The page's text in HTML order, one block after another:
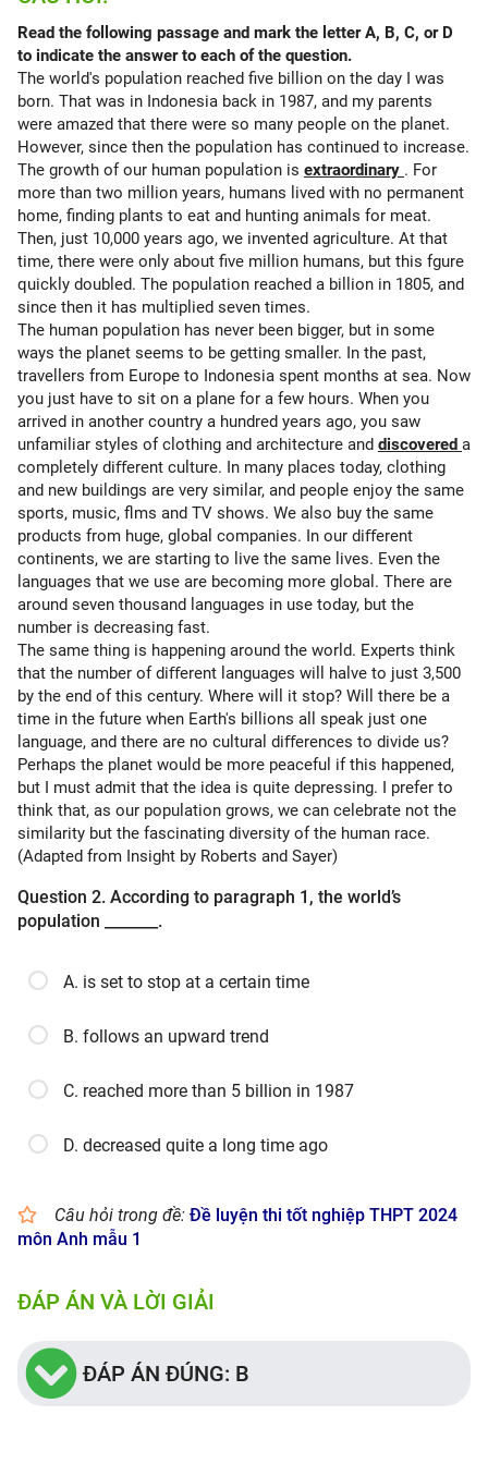
Read the following passage and mark the letter A, B, C, or D
to indicate the answer to each of the question.
The world's population reached five billion on the day I was
born. That was in Indonesia back in 1987, and my parents
were amazed that there were so many people on the planet.
However, since then the population has continued to increase.
The growth of our human population is extraordinary . For
more than two million years, humans lived with no permanent
home, finding plants to eat and hunting animals for meat.
Then, just 10,000 years ago, we invented agriculture. At that
time, there were only about five million humans, but this fgure
quickly doubled. The population reached a billion in 1805, and
since then it has multiplied seven times.
The human population has never been bigger, but in some
ways the planet seems to be getting smaller. In the past,
travellers from Europe to Indonesia spent months at sea. Now
you just have to sit on a plane for a few hours. When you
arrived in another country a hundred years ago, you saw
unfamiliar styles of clothing and architecture and discovered a
completely diﬀerent culture. In many places today, clothing
and new buildings are very similar, and people enjoy the same
sports, music, flms and TV shows. We also buy the same
products from huge, global companies. In our diﬀerent
continents, we are starting to live the same lives. Even the
languages that we use are becoming more global. There are
around seven thousand languages in use today, but the
number is decreasing fast.
The same thing is happening around the world. Experts think
that the number of diﬀerent languages will halve to just 3,500
by the end of this century. Where will it stop? Will there be a
time in the future when Earth's billions all speak just one
language, and there are no cultural diﬀerences to divide us?
Perhaps the planet would be more peaceful if this happened,
but I must admit that the idea is quite depressing. I prefer to
think that, as our population grows, we can celebrate not the
similarity but the fascinating diversity of the human race.
(Adapted from Insight by Roberts and Sayer)
Question 2. According to paragraph 1, the world’s
population _______.
A. is set to stop at a certain time
B. follows an upward trend
C. reached more than 5 billion in 1987
D. decreased quite a long time ago
Câu hỏi trong đề: Đề luyện thi tốt nghiệp THPT 2024
môn Anh mẫu 1
ĐÁP ÁN VÀ LỜI GIẢI
ĐÁP ÁN ĐÚNG: B